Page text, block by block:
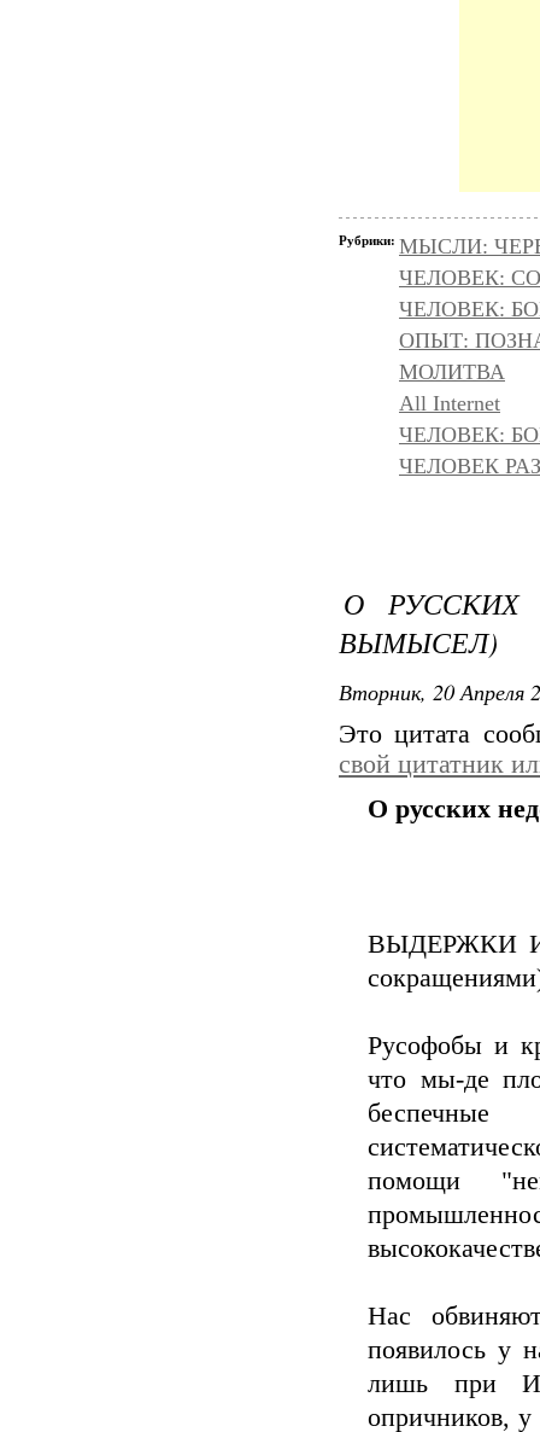
Рубрики: МЫСЛИ:
ЧЕЛОВЕК:
ЧЕЛОВЕК:
ОПЫТ:
МОЛИТВА
All Internet
ЧЕЛОВЕК:
ЧЕЛОВЕК
О РУССКИХ
ВЫМЫСЕЛ)
Вторник, 20 Апреля
Это цитата
свой цитатник
О русских
ВЫДЕРЖКИ
Русофобы и
что мы-де
помощи
Нас
появилось у
лишь при
опричников,